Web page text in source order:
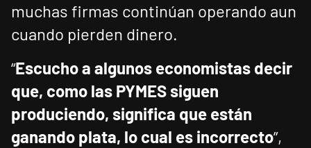
muchas firmas continúan operando aun
cuando pierden dinero.
“Escucho a algunos economistas decir
que, como las PYMES siguen
produciendo, significa que están
ganando plata, lo cual es incorrecto”,